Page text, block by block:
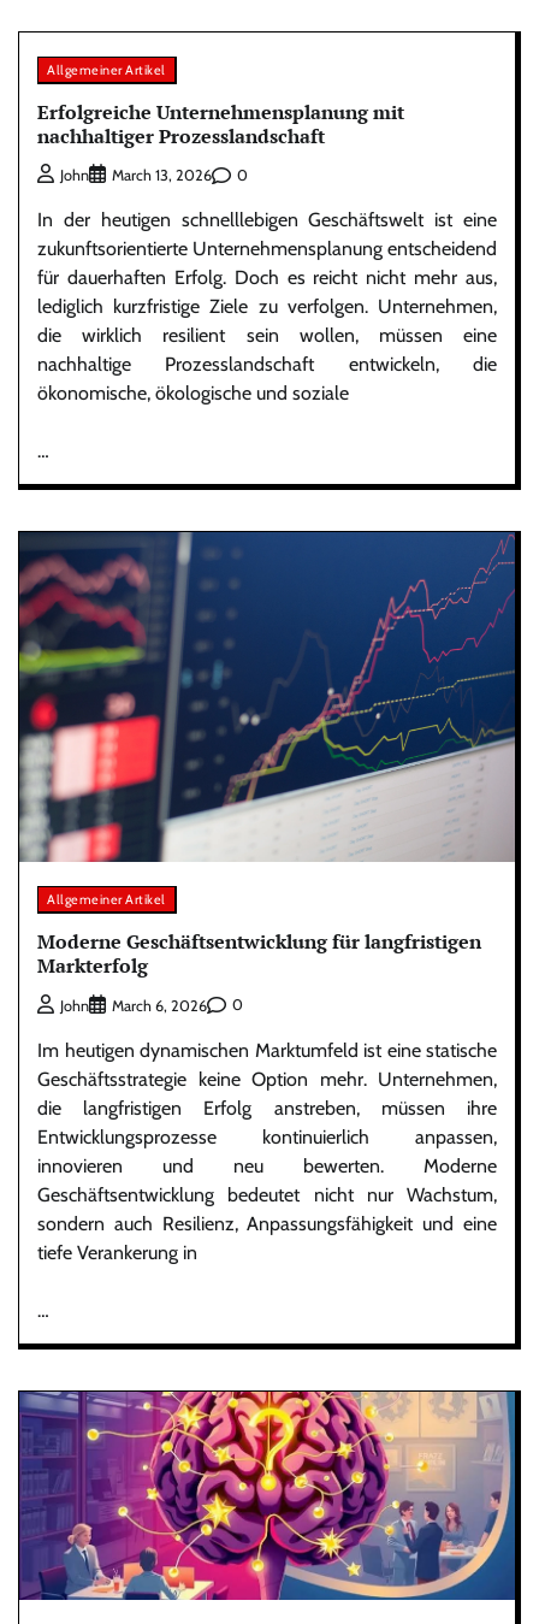
Allgemeiner Artikel
Erfolgreiche Unternehmensplanung mit
nachhaltiger Prozesslandschaft
John March 13, 2026 0
In der heutigen schnelllebigen Geschäftswelt ist eine
zukunftsorientierte Unternehmensplanung entscheidend
für dauerhaften Erfolg. Doch es reicht nicht mehr aus,
lediglich kurzfristige Ziele zu verfolgen. Unternehmen,
die wirklich resilient sein wollen, müssen eine
nachhaltige Prozesslandschaft entwickeln, die
ökonomische, ökologische und soziale
…
Allgemeiner Artikel
Moderne Geschäftsentwicklung für langfristigen
Markterfolg
John March 6, 2026 0
Im heutigen dynamischen Marktumfeld ist eine statische
Geschäftsstrategie keine Option mehr. Unternehmen,
die langfristigen Erfolg anstreben, müssen ihre
Entwicklungsprozesse kontinuierlich anpassen,
innovieren und neu bewerten. Moderne
Geschäftsentwicklung bedeutet nicht nur Wachstum,
sondern auch Resilienz, Anpassungsfähigkeit und eine
tiefe Verankerung in
…